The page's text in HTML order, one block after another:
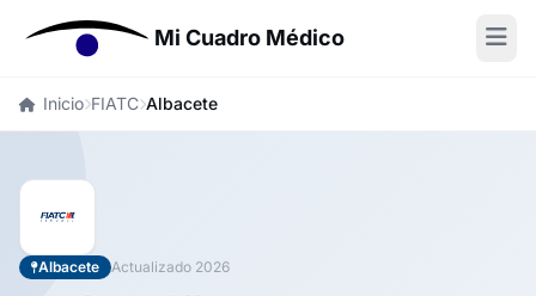
Mi Cuadro Médico
Inicio FIATC Albacete
Albacete Actualizado 2026